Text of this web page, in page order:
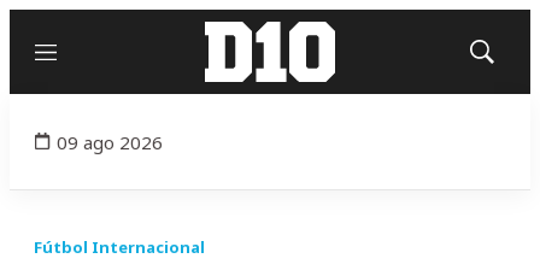
Menú
Mostrar
09 ago 2026
Fútbol Internacional